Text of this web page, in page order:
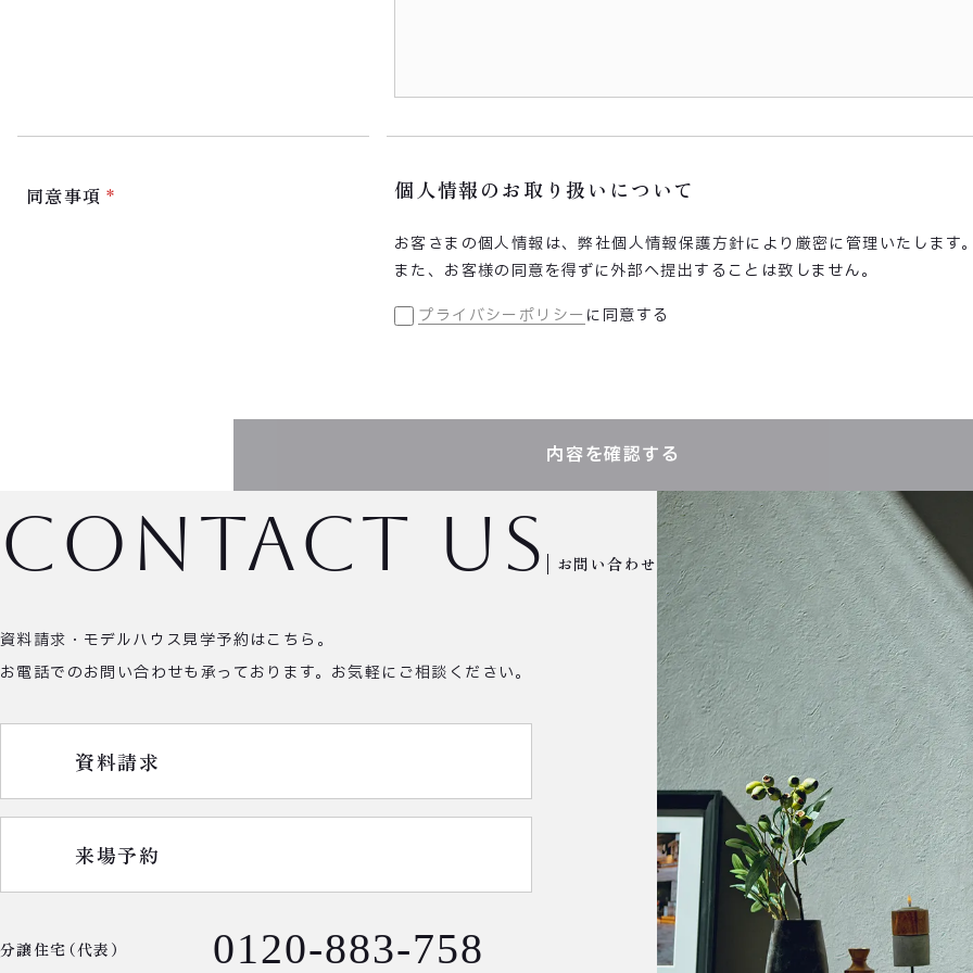
同意事項 個人情報のお取り扱いについて
お客さまの個人情報は、弊社個人情報保護方針により厳密に管理いたします
また、お客様の同意を得ずに外部へ提出することは致しません。
プライバシーポリシー に同意する
内容を確認する
お問い合わせ
contact us
資料請求・モデルハウス見学予約はこちら。
お電話でのお問い合わせも承っております。 お気軽にご相談ください。
資料請求
来場予約
分譲住宅（代表） 0120-883-758